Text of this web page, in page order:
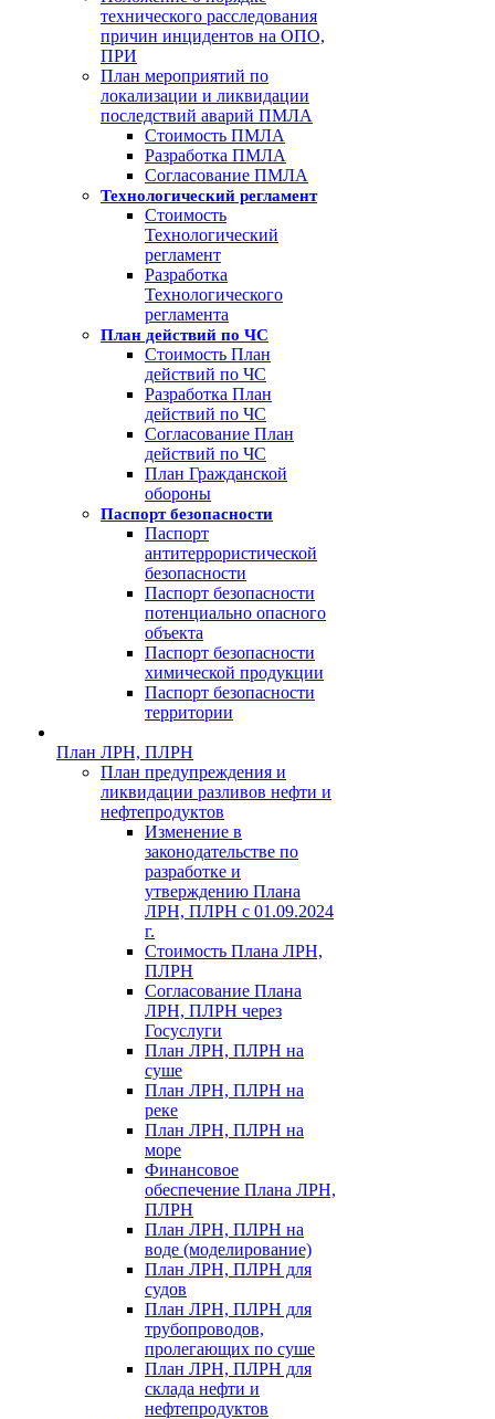
технического расследования
причин инцидентов на ОПО,
ПРИ
План мероприятий по
локализации и ликвидации
последствий аварий ПМЛА
Стоимость ПМЛА
Разработка ПМЛА
Согласование ПМЛА
Технологический регламент
Стоимость
Технологический
регламент
Разработка
Технологического
регламента
План действий по ЧС
Стоимость План
действий по ЧС
Разработка План
действий по ЧС
Согласование План
действий по ЧС
План Гражданской
обороны
Паспорт безопасности
Паспорт
антитеррористической
безопасности
Паспорт безопасности
потенциально опасного
объекта
Паспорт безопасности
химической продукции
Паспорт безопасности
территории
План ЛРН, ПЛРН
План предупреждения и
ликвидации разливов нефти и
нефтепродуктов
Изменение в
законодательстве по
разработке и
утверждению Плана
ЛРН, ПЛРН с 01.09.2024
г.
Стоимость Плана ЛРН,
ПЛРН
Согласование Плана
ЛРН, ПЛРН через
Госуслуги
План ЛРН, ПЛРН на
суше
План ЛРН, ПЛРН на
реке
План ЛРН, ПЛРН на
море
Финансовое
обеспечение Плана ЛРН,
ПЛРН
План ЛРН, ПЛРН на
воде (моделирование)
План ЛРН, ПЛРН для
судов
План ЛРН, ПЛРН для
трубопроводов,
пролегающих по суше
План ЛРН, ПЛРН для
склада нефти и
нефтепродуктов